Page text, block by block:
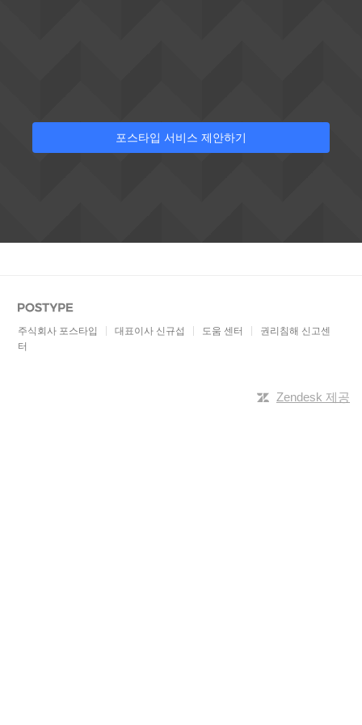
Postype
주식회사 포스타입 대표이사 신규섭 도움 센터
권리침해 신고센
터
Zendesk 제공